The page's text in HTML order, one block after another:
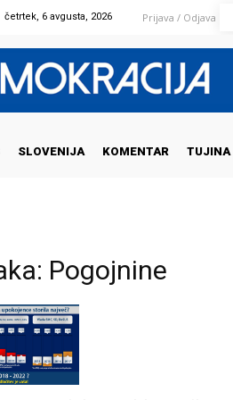
četrtek, 6 avgusta, 2026 Prijava / Odjava
SLOVENIJA KOMENTAR TUJINA
Pogojnine